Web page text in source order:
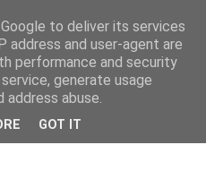
to deliver its services
address and user-agent are
performance and security
generate usage
abuse.
GOT IT